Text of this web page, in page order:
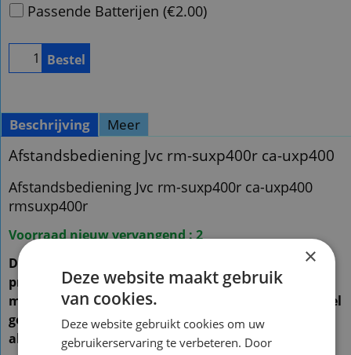
Passende Batterijen (€2.00)
Bestel
Beschrijving Meer
Afstandsbediening Jvc rm-suxp400r ca-uxp400
Afstandsbediening Jvc rm-suxp400r ca-uxp400
rmsuxp400r
Voorraad nieuw vervangend : 2
De vervangende is een kopie van de originele met
precies dezelfde functies
maar een ander uiterlijk en is speciaal voor dit model
gemaakt en werkt ook
alleen op dit merk en model ( zie foto 2 )
×
Deze website maakt gebruik
van cookies.
Deze website gebruikt cookies om uw
gebruikerservaring te verbeteren. Door